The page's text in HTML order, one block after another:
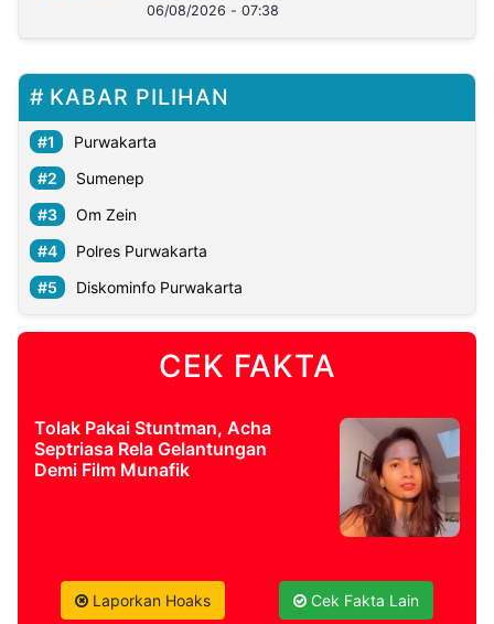
06/08/2026 - 07:38
KABAR PILIHAN
Purwakarta
Sumenep
Om Zein
Polres Purwakarta
Diskominfo Purwakarta
CEK FAKTA
Tolak Pakai Stuntman, Acha
Septriasa Rela Gelantungan
Demi Film Munafik
Laporkan Hoaks Cek Fakta Lain